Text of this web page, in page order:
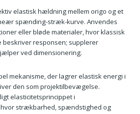
elastisk hældning mellem origo og et
spænding-stræk-kurve. Anvendes
eller bløde materialer, hvor klassisk
beskriver responsen; supplerer
ved dimensionering.
mekanisme, der lagrer elastisk energi i
den som projektilbevægelse.
elasticitetsprincippet i
strækbarhed, spændstighed og